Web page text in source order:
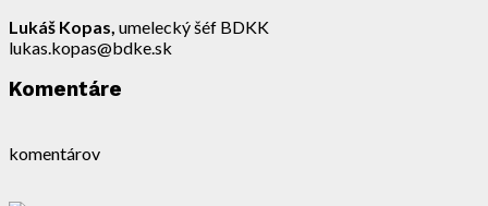
Lukáš Kopas, umelecký šéf BDKK
lukas.kopas@bdke.sk
Komentáre
komentárov